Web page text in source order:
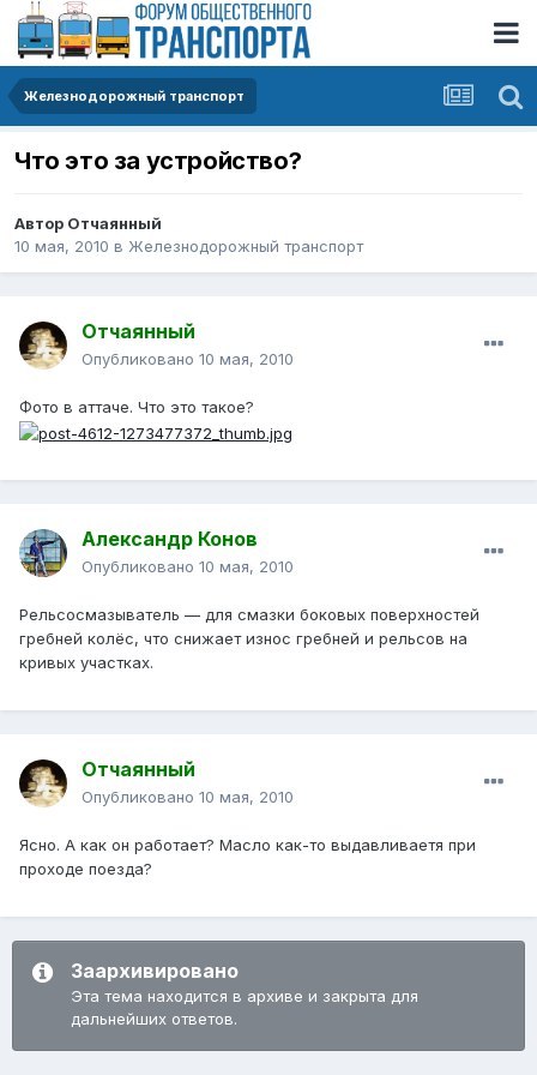
Железнодорожный транспорт
Что это за устройство?
Автор Отчаянный
10 мая, 2010 в Железнодорожный транспорт
Отчаянный
Опубликовано 10 мая, 2010
Фото в аттаче. Что это такое?
Александр Конов
Опубликовано 10 мая, 2010
Рельсосмазыватель — для смазки боковых поверхностей
гребней колёс, что снижает износ гребней и рельсов на
кривых участках.
Отчаянный
Опубликовано 10 мая, 2010
Ясно. А как он работает? Масло как-то выдавливаетя при
проходе поезда?
Заархивировано
Эта тема находится в архиве и закрыта для
дальнейших ответов.